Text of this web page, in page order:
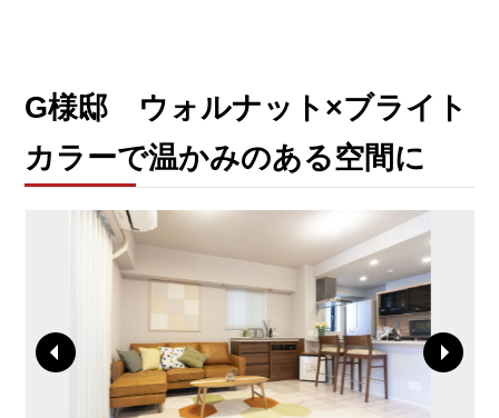
G様邸 ウォルナット×ブライト
カラーで温かみのある空間に